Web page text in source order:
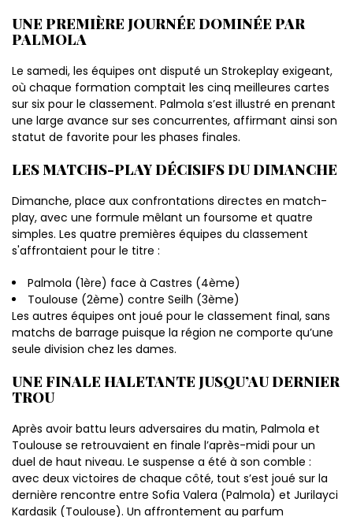
UNE PREMIÈRE JOURNÉE DOMINÉE PAR
PALMOLA
Le samedi, les équipes ont disputé un Strokeplay exigeant,
où chaque formation comptait les cinq meilleures cartes
sur six pour le classement. Palmola s’est illustré en prenant
une large avance sur ses concurrentes, affirmant ainsi son
statut de favorite pour les phases finales.
LES MATCHS-PLAY DÉCISIFS DU DIMANCHE
Dimanche, place aux confrontations directes en match-
play, avec une formule mêlant un foursome et quatre
simples. Les quatre premières équipes du classement
s'affrontaient pour le titre :
Palmola (1ère) face à Castres (4ème)
Toulouse (2ème) contre Seilh (3ème)
Les autres équipes ont joué pour le classement final, sans
matchs de barrage puisque la région ne comporte qu’une
seule division chez les dames.
UNE FINALE HALETANTE JUSQU’AU DERNIER
TROU
Après avoir battu leurs adversaires du matin, Palmola et
Toulouse se retrouvaient en finale l’après-midi pour un
duel de haut niveau. Le suspense a été à son comble :
avec deux victoires de chaque côté, tout s’est joué sur la
dernière rencontre entre Sofia Valera (Palmola) et Jurilayci
Kardasik (Toulouse). Un affrontement au parfum